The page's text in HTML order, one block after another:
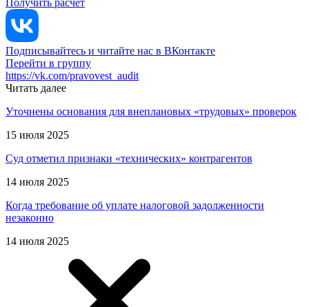
Подписывайтесь и читайте нас в ВКонтакте
Перейти в группу
https://vk.com/pravovest_audit
Читать далее
Уточнены основания для внеплановых «трудовых» проверок
15 июля 2025
Суд отметил признаки «технических» контрагентов
14 июля 2025
Когда требование об уплате налоговой задолженности
незаконно
14 июля 2025